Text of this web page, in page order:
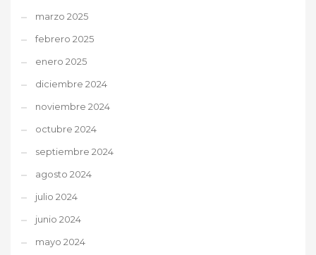
marzo 2025
febrero 2025
enero 2025
diciembre 2024
noviembre 2024
octubre 2024
septiembre 2024
agosto 2024
julio 2024
junio 2024
mayo 2024